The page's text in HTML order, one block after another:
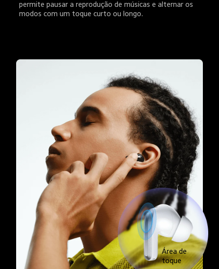
permite pausar a reprodução de músicas e alternar os
modos com um toque curto ou longo.
Área de
toque